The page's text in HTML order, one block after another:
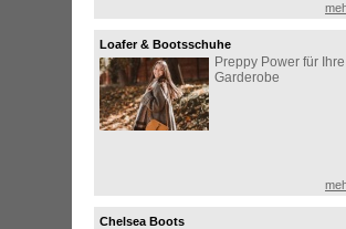
Loafer & Bootsschuhe
Preppy Power für Ihre
Garderobe
Chelsea Boots